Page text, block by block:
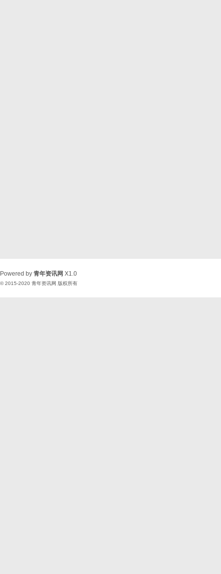
Powered by 青年资讯网 X1.0
© 2015-2020 青年资讯网 版权所有